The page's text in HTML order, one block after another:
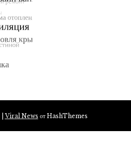
|Viral News от HashThemes